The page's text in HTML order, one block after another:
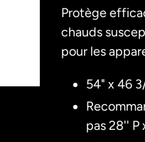
à
votre
panier
Protège
chauds
pour les
54" x 46
pas 28'' P